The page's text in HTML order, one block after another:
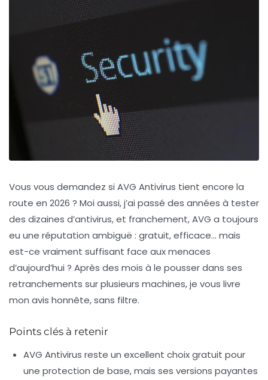
Vous vous demandez si AVG Antivirus tient encore la
route en 2026 ? Moi aussi, j’ai passé des années à tester
des dizaines d’antivirus, et franchement, AVG a toujours
eu une réputation ambiguë : gratuit, efficace… mais
est-ce vraiment suffisant face aux menaces
d’aujourd’hui ? Après des mois à le pousser dans ses
retranchements sur plusieurs machines, je vous livre
mon avis honnête, sans filtre.
Points clés à retenir
AVG Antivirus reste un excellent choix gratuit pour
une protection de base, mais ses versions payantes